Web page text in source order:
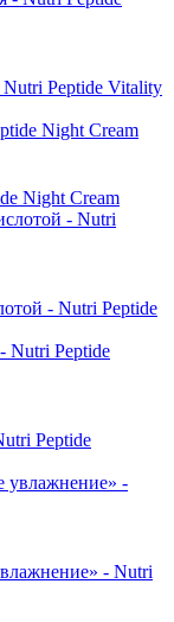
Peptide Vitality
Night Cream
- Nutri Peptide
Peptide
- Nutri